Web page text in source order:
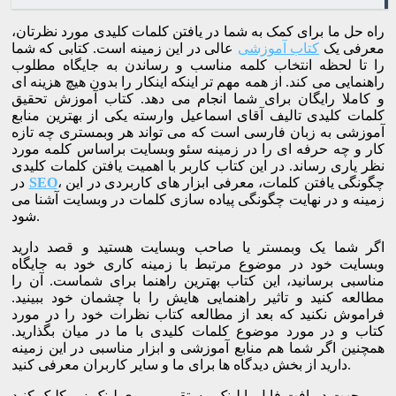
راه حل ما برای کمک به شما در یافتن کلمات کلیدی مورد نظرتان،
معرفی یک کتاب آموزشی عالی در این زمینه است. کتابی که شما
را تا لحظه انتخاب کلمه مناسب و رساندن به جایگاه مطلوب
راهنمایی می کند. از همه مهم تر اینکه اینکار را بدون هیچ هزینه ای
و کاملا رایگان برای شما انجام می دهد. کتاب آموزش تحقیق
کلمات کلیدی تالیف آقای اسماعیل وارسته یکی از بهترین منابع
آموزشی به زبان فارسی است که می تواند هر وبمستری چه تازه
کار و چه حرفه ای را در زمینه سئو وبسایت براساس کلمه مورد
نظر یاری رساند. در این کتاب کاربر با اهمیت یافتن کلمات کلیدی
SEO، چگونگی یافتن کلمات، معرفی ابزار های کاربردی در این
زمینه و در نهایت چگونگی پیاده سازی کلمات در وبسایت آشنا می
شود.
اگر شما یک وبمستر یا صاحب وبسایت هستید و قصد دارید
وبسایت خود در موضوع مرتبط با زمینه کاری خود به جایگاه
مناسبی برسانید، این کتاب بهترین راهنما برای شماست. آن را
مطالعه کنید و تاثیر راهنمایی هایش را با چشمان خود ببینید.
فراموش نکنید که بعد از مطالعه کتاب نظرات خود را در مورد
کتاب و در مورد موضوع کلمات کلیدی با ما در میان بگذارید.
همچنین اگر شما هم منابع آموزشی و ابزار مناسبی در این زمینه
دارید از بخش دیدگاه ها برای ما و سایر کاربران معرفی کنید.